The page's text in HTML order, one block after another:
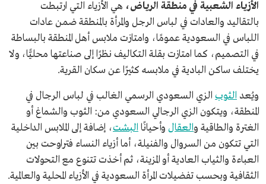
الأزياء الشعبية في منطقة الرياض، هي الأزياء التي ارتبطت
بالتقاليد والعادات في لباس الرجل والمرأة بالمنطقة ضمن عادات
اللباس في السعودية عمومًا، وامتازت ملابس أهل المنطقة بالبساطة
في التصميم، كما امتازت بقلة التكاليف نظرًا إلى صناعتها محليًّا، ولا
يختلف ساكن البادية في ملابسه كثيرًا عن سكان القرية.
ويُعد الثوب الزي السعودي الرسمي الغالب في لباس الرجال في
المنطقة، ويتكون الزي الرجالي السعودي من: الثوب والشماغ أو
الغترة والطاقية والعقال وأحيانًا البشت، إضافة إلى الملابس الداخلية
التي تتكون من السروال والفنيلة، أما أزياء النساء فتراوحت بين
العباءة والثياب العادية أو المزينة، ثم أخذت تتنوع مع التحولات
الثقافية وبحسب تفضيلات المرأة السعودية في الأزياء المحلية والعالمية.